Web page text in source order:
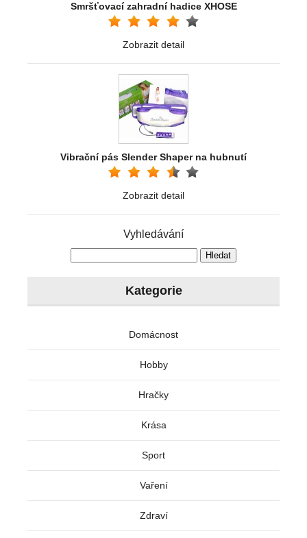
Smršťovací zahradní hadice XHOSE
Zobrazit detail
Vibrační pás Slender Shaper na hubnutí
Zobrazit detail
Vyhledávání
Kategorie
Domácnost
Hobby
Hračky
Krása
Sport
Vaření
Zdraví